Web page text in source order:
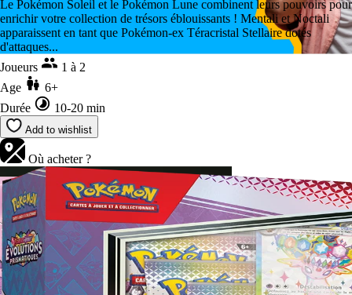
Le Pokémon Soleil et le Pokémon Lune combinent leurs pouvoirs pour
enrichir votre collection de trésors éblouissants ! Mentali et Noctali
apparaissent en tant que Pokémon-ex Téracristal Stellaire dotés
d'attaques...
Joueurs
1 à 2
Age
6+
Durée
10-20 min
Add to wishlist
Où acheter ?